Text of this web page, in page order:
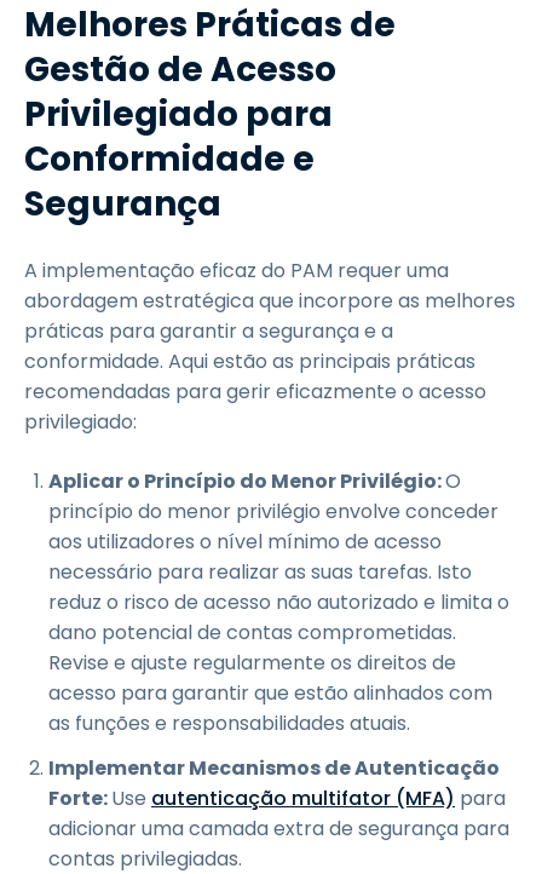
Melhores Práticas de
Gestão de Acesso
Privilegiado para
Conformidade e
Segurança
A implementação eficaz do PAM requer uma
abordagem estratégica que incorpore as melhores
práticas para garantir a segurança e a
conformidade. Aqui estão as principais práticas
recomendadas para gerir eficazmente o acesso
privilegiado:
Aplicar o Princípio do Menor Privilégio:O
princípio do menor privilégio envolve conceder
aos utilizadores o nível mínimo de acesso
necessário para realizar as suas tarefas. Isto
reduz o risco de acesso não autorizado e limita o
dano potencial de contas comprometidas.
Revise e ajuste regularmente os direitos de
acesso para garantir que estão alinhados com
as funções e responsabilidades atuais.
Implementar Mecanismos de Autenticação
Forte:Use autenticação multifator (MFA) para
adicionar uma camada extra de segurança para
contas privilegiadas.